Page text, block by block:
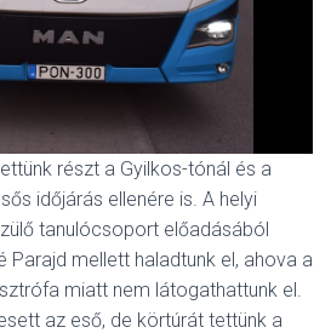
részt a Gyilkos-tónál és a
időjárás ellenére is. A helyi
tanulócsoport előadásából
Parajd mellett haladtunk el, ahova a
miatt nem látogathattunk el.
az eső, de körtúrát tettünk a